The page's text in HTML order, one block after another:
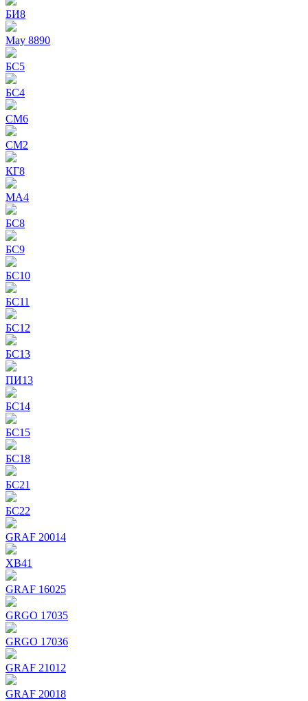
БИ8
May 8890
БС5
БС4
СМ6
СМ2
КГ8
МА4
БС8
БС9
БС10
БС11
БС12
БС13
ПИ13
БС14
БС15
БС18
БС21
БС22
GRAF 20014
ХВ41
GRAF 16025
GRGO 17035
GRGO 17036
GRAF 21012
GRAF 20018